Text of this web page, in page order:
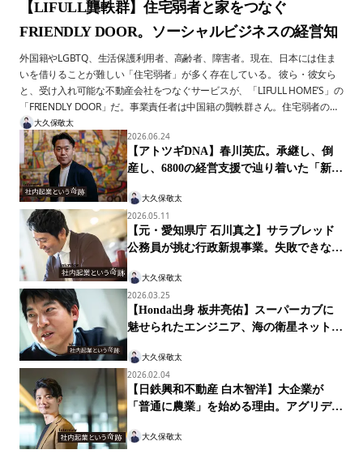
2026.07.29
【LIFULL龔軼群】住宅弱者と家をつなぐ
FRIENDLY DOOR。ソーシャルビジネスの経営知
外国籍やLGBTQ、生活保護利用者、高齢者、障害者。現在、日本には住ま
いを借りることが難しい「住宅弱者」が多く存在している。 彼ら・彼女ら
と、受け入れ可能な不動産会社をつなぐサービスが、「LIFULL HOME’S」の
「FRIENDLY DOOR」だ。事業責任者は中国籍の龔軼群さん。住宅弱者の苦
しみを、身をもって知っている。 2019年に立ち上がった同サービスは、
2026年時点で参画店舗数約7000店に拡大し、今も成長を続けている。 ビジ
ネスの継続・成長が難しいとされるソーシャル事業を、どのように推進して
いるのか。ソーシャル事業の成功ケース。経営の足取りをたどる。
大久保敬太
2026.06.24
【アトツギDNA】春川英広。承継し、倒
産し、6800の経営支援で辿り着いた「新・
アトツギ経営論」
大久保敬太
2026.05.11
【元・愛知県庁 石川真之】サラブレッド
公務員が挑む行政新規事業。失敗できない
組織をどう変えるか？
大久保敬太
2026.03.25
魅せられたエンジニア、海の衛星ネットワ
ークに挑む
大久保敬太
2026.02.04
【日鉄興和不動産 白木智洋】大企業が
「普通に農業」を始める理由。アグリデベ